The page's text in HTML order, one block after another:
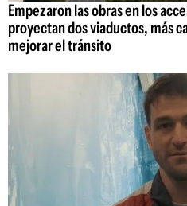
Empezaron las obras en los
proyectan dos viaductos, más
mejorar el tránsito